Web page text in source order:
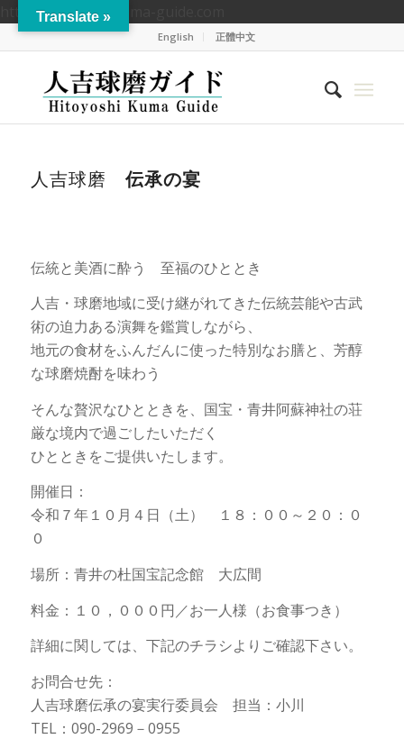
https://hitoyoshikuma-guide.com
English 正體中文
人吉球磨 伝承の宴
伝統と美酒に酔う 至福のひととき
人吉・球磨地域に受け継がれてきた伝統芸能や古武
術の迫力ある演舞を鑑賞しながら、
地元の食材をふんだんに使った特別なお膳と、芳醇
な球磨焼酎を味わう
そんな贅沢なひとときを、国宝・青井阿蘇神社の荘
厳な境内で過ごしたいただく
ひとときをご提供いたします。
開催日：
令和７年１０月４日（土） １８：００～２０：０
０
場所：青井の杜国宝記念館 大広間
料金：１０，０００円／お一人様（お食事つき）
詳細に関しては、下記のチラシよりご確認下さい。
お問合せ先：
人吉球磨伝承の宴実行委員会 担当：小川
TEL：090-2969－0955
Translate »